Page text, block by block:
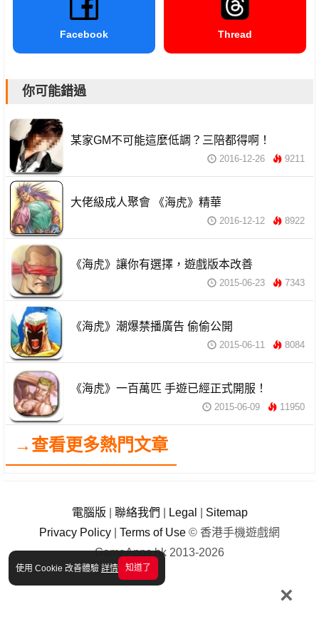
使用 Cookie 改善體驗 詳情 知道了
×
Facebook Thread
你可能錯過
某家GM不可能這麼低調？三陪都得啊！
2016-12-26 9211
大佬級成人聚會 《海虎》精華
2016-12-12 8922
《海虎》讓你有選擇，遊戲版本改善
2015-06-23 7343
《海虎》潮爆禁播廣告 偷偷公開
2015-06-11 8084
《海虎》一百萬匹 手遊已經正式開服！
2015-06-09 11950
→查看更多熱門文章
電腦版 聯絡我們 Legal
Sitemap
Privacy Policy
Terms of Use © 香港手機遊戲網
GameApps.hk 2013-2026